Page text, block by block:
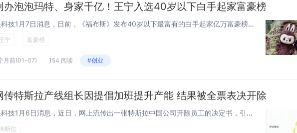
办泡泡玛特、身家千亿！王宁入选40岁以下白手起家富豪榜
快科技1月7日消息，日前，《福布斯》发布40岁以下最富有的白手起家亿万富豪榜单。据《福布斯》统计，截至2025年12月，全球共有71位39岁及以下白手起家（而非继承财富）的亿万富豪。其中，38岁的泡泡玛特董事长王宁及家族以157亿美元（约合...
宁 富豪榜
月前(01-07) 154 阅读 #创业
传特斯拉产线组长因提倡加班提升产能 结果被全票表决开除
快科技1月6日消息，近日，网上流传出一张特斯拉中国公司开除员工的决定书，引发网友热议。网传特斯拉产线组长因提倡加班提升产能 结果被全票表决开除决定书显示，特斯拉上海超级工厂47B产线组长，提议延长员工工时提升产能，被认定为“伤害、压迫员工”...
斯拉